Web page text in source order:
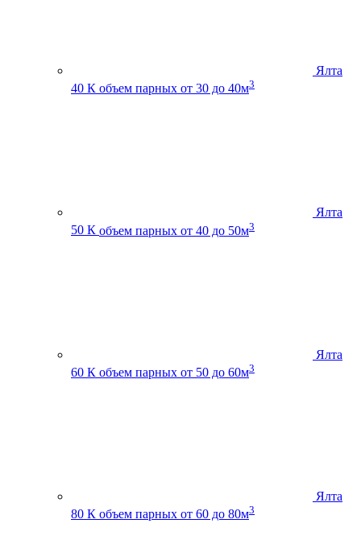
Ялта
40 К объем парных от 30 до 40м3
Ялта
50 К объем парных от 40 до 50м3
Ялта
60 К объем парных от 50 до 60м3
Ялта
80 К объем парных от 60 до 80м3